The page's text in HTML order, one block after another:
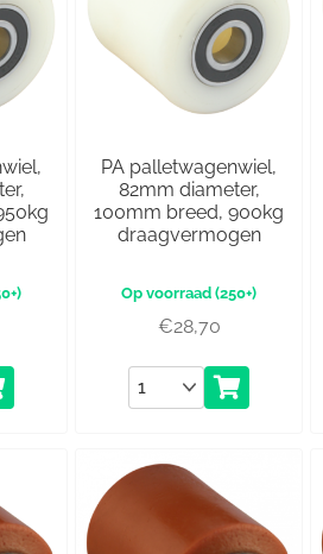
PA palletwagenwiel,
82mm diameter,
100mm breed, 900kg
draagvermogen
(250+)
€28,70
Aantal